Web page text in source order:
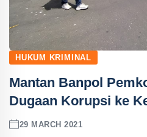
HUKUM KRIMINAL
Mantan Banpol
Dugaan Korupsi ke
29 MARCH 2021